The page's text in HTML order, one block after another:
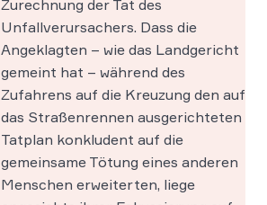
Zurechnung der Tat des
Unfallverursachers. Dass die
Angeklagten – wie das Landgericht
gemeint hat – während des
Zufahrens auf die Kreuzung den auf
das Straßenrennen ausgerichteten
Tatplan konkludent auf die
gemeinsame Tötung eines anderen
Menschen erweiterten, liege